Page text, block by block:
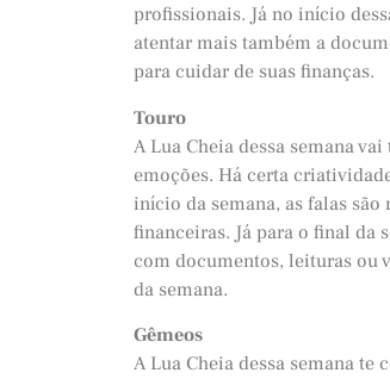
profissionais. Já no início
atentar mais também a
para cuidar de suas finanças.
Touro
A Lua Cheia dessa semana
emoções. Há certa
início da semana, as falas
financeiras. Já para o final da
com documentos, leituras ou
da semana.
Gêmeos
A Lua Cheia dessa semana te